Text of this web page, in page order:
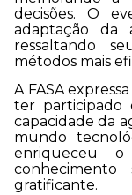
decisões. O
adaptação da
ressaltando
métodos mais
A FASA
ter participado
capacidade da
mundo
enriqueceu
gratificante.